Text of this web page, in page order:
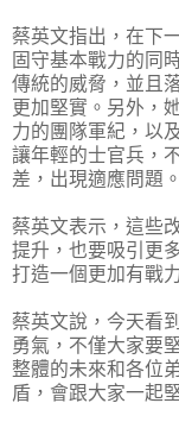
蔡英文指出，在下
固守基本戰力的同
傳統的威脅，並且
更加堅實。另外，
力的團隊軍紀，以
讓年輕的士官兵，
差，出現適應問題。
蔡英文表示，這些
提升，也要吸引更
打造一個更加有戰
蔡英文說，今天看
勇氣，不僅大家要
整體的未來和各位
盾，會跟大家一起